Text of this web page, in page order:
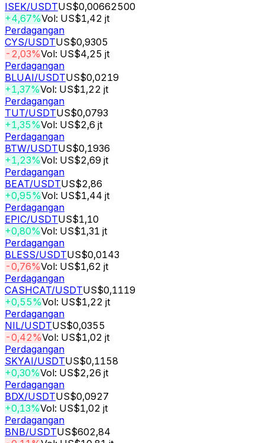
ISEK/USDTUS$0,00662500
+4,67%Vol: US$1,42 jt
Perdagangan
CYS/USDTUS$0,9305
-2,03%Vol: US$4,25 jt
Perdagangan
BLUAI/USDTUS$0,0219
+1,37%Vol: US$1,22 jt
Perdagangan
TUT/USDTUS$0,0793
+1,35%Vol: US$2,6 jt
Perdagangan
BTW/USDTUS$0,1936
+1,23%Vol: US$2,69 jt
Perdagangan
BEAT/USDTUS$2,86
+0,95%Vol: US$1,44 jt
Perdagangan
EPIC/USDTUS$1,10
+0,80%Vol: US$1,31 jt
Perdagangan
BLESS/USDTUS$0,0143
-0,76%Vol: US$1,62 jt
Perdagangan
CASHCAT/USDTUS$0,1119
+0,55%Vol: US$1,22 jt
Perdagangan
NIL/USDTUS$0,0355
-0,42%Vol: US$1,02 jt
Perdagangan
SKYAI/USDTUS$0,1158
+0,30%Vol: US$2,26 jt
Perdagangan
BDX/USDTUS$0,0927
+0,13%Vol: US$1,02 jt
Perdagangan
BNB/USDTUS$602,84